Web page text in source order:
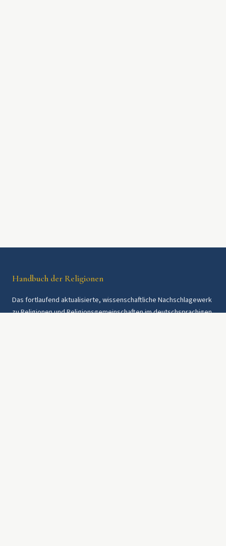
Handbuch der Religionen
Das fortlaufend aktualisierte, wissenschaftliche Nachschlagewerk
zu Religionen und Religionsgemeinschaften im deutschsprachigen